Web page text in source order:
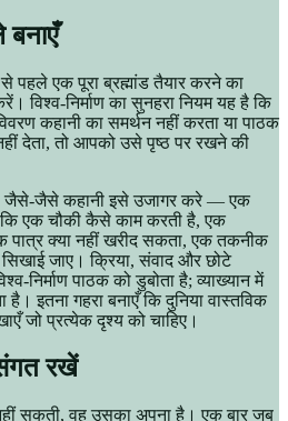
बनाएँ
पहले एक पूरा ब्रह्मांड तैयार करने का
विश्व-निर्माण का सुनहरा नियम यह है कि
कहानी का समर्थन नहीं करता या पाठक
देता, तो आपको उसे पृष्ठ पर रखने की
जैसे-जैसे कहानी इसे उजागर करे — एक
कि एक चौकी कैसे काम करती है, एक
पात्र क्या नहीं खरीद सकता, एक तकनीक
जाए। क्रिया, संवाद और छोटे
निर्माण पाठक को डुबोता है; व्याख्यान में
है। इतना गहरा बनाएँ कि दुनिया वास्तविक
जो प्रत्येक दृश्य को चाहिए।
रखें
सकती, वह उसका अपना है। एक बार जब